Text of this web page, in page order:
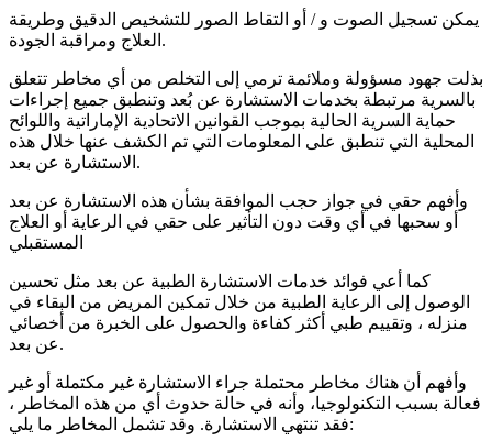
يمكن تسجيل الصوت و / أو التقاط الصور للتشخيص الدقيق وطريقة
العلاج ومراقبة الجودة.
بذلت جهود مسؤولة وملائمة ترمي إلى التخلص من أي مخاطر تتعلق
بالسرية مرتبطة بخدمات الاستشارة عن بُعد وتنطبق جميع إجراءات
حماية السرية الحالية بموجب القوانين الاتحادية الإماراتية واللوائح
المحلية التي تنطبق على المعلومات التي تم الكشف عنها خلال هذه
الاستشارة عن بعد.
وأفهم حقي في جواز حجب الموافقة بشأن هذه الاستشارة عن بعد
أو سحبها في أي وقت دون التأثير على حقي في الرعاية أو العلاج
المستقبلي
كما أعي فوائد خدمات الاستشارة الطبية عن بعد مثل تحسين
الوصول إلى الرعاية الطبية من خلال تمكين المريض من البقاء في
منزله ، وتقييم طبي أكثر كفاءة والحصول على الخبرة من أخصائي
عن بعد.
وأفهم أن هناك مخاطر محتملة جراء الاستشارة غير مكتملة أو غير
فعالة بسبب التكنولوجيا، وأنه في حالة حدوث أي من هذه المخاطر ،
فقد تنتهي الاستشارة. وقد تشمل المخاطر ما يلي: